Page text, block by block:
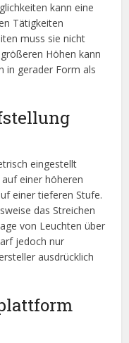
kann eine
Tätigkeiten
muss sie nicht
Höhen kann
in gerader Form als
eingestellt
einer höheren
einer tieferen Stufe.
das Streichen
von Leuchten über
jedoch nur
ausdrücklich